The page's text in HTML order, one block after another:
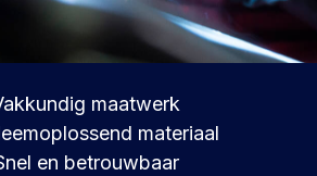
maatwerk
materiaal
en betrouwbaar